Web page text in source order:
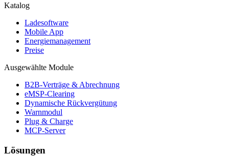
Katalog
Ladesoftware
Mobile App
Energiemanagement
Preise
Ausgewählte Module
B2B-Verträge & Abrechnung
eMSP-Clearing
Dynamische Rückvergütung
Warnmodul
Plug & Charge
MCP-Server
Lösungen